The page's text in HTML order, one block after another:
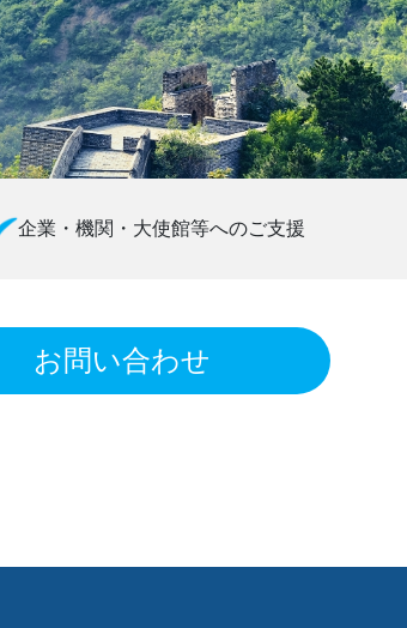
企業・機関・大使館等へのご支援
お問い合わせ